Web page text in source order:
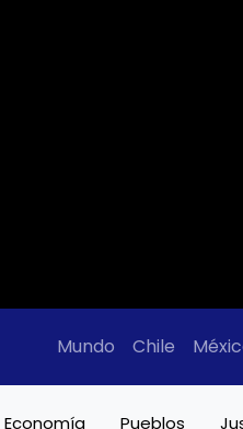
Mundo Chile
Economía Pueblos